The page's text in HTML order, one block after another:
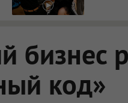
бизнес
код»